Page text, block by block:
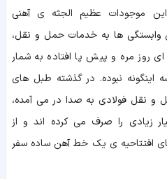
موجودات عظیم الجثه ی آهنی
وابستگی ها به خدمات حمل و نقل،
روز مره و پیش پا افتاده به شمار
اینگونه نبوده. در گذشته طبل های
و نقل فولادی به صدا در می آمده،
زیادی را صرف می کرده اند و از
افتتاحیه ی یک خط آهن ساده سفر